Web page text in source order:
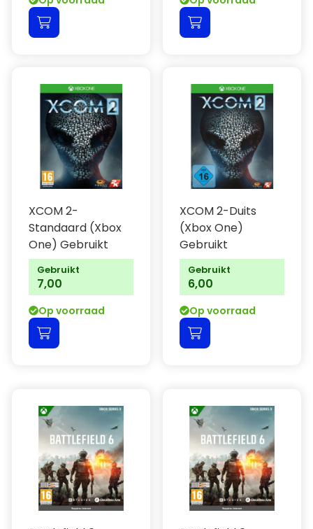
XCOM 2-
Standaard (Xbox
One) Gebruikt
Gebruikt
7,00
Op voorraad
XCOM 2-Duits
(Xbox One)
Gebruikt
Gebruikt
6,00
Op voorraad